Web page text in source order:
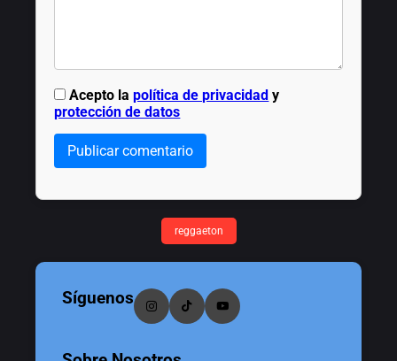
Acepto lapolítica de privacidad y
protección de datos
Publicar comentario
reggaeton
Síguenos